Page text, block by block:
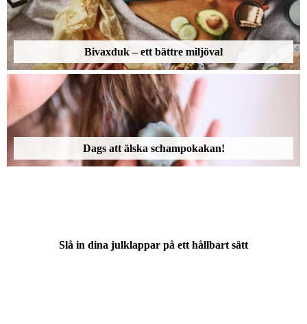
Bivaxduk – ett bättre miljöval
Dags att älska schampokakan!
Slå in dina julklappar på ett hållbart sätt